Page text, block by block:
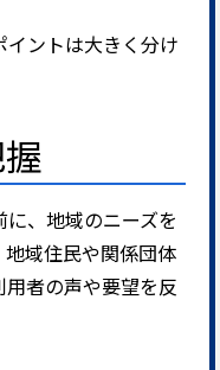
ントは大きく分け
、地域のニーズを
域住民や関係団体
者の声や要望を反